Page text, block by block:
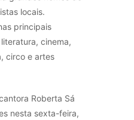
locais.
principais
cinema,
circo e artes
Roberta Sá
nesta sexta-feira,